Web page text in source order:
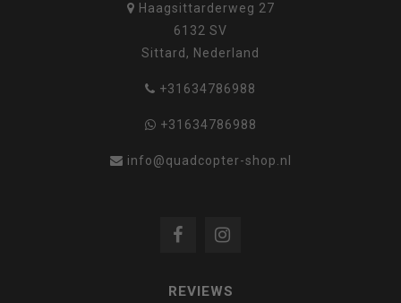
Haagsittarderweg 27
6132 SV
Sittard, Nederland
+31634786988
+31634786988
info@quadcopter-shop.nl
REVIEWS